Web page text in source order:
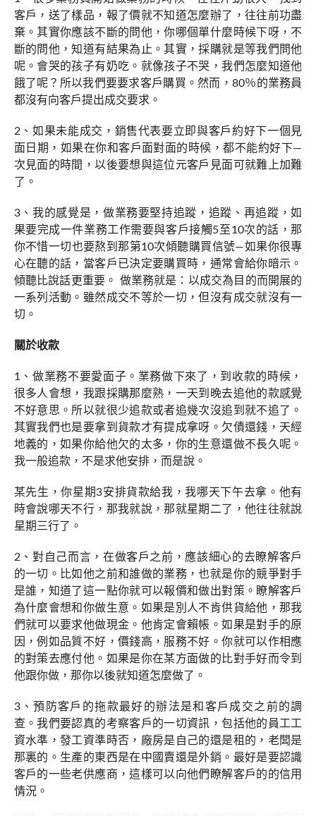
客戶，送了樣品，報了價就不知道怎麼辦了，往往前功盡
棄。其實你應該不斷的問他，你哪個單什麼時候下呀，不
斷的問他，知道有結果為止。其實，採購就是等我們問他
呢。會哭的孩子有奶吃。就像孩子不哭，我們怎麼知道他
餓了呢？所以我們要要求客戶購買。然而，80％的業務員
都沒有向客戶提出成交要求。
2、如果未能成交，銷售代表要立即與客戶約好下一個見
面日期，如果在你和客戶面對面的時候，都不能約好下—
次見面的時間，以後要想與這位元客戶見面可就難上加難
了。
3、我的感覺是，做業務要堅持追蹤，追蹤、再追蹤，如
果要完成一件業務工作需要與客戶接觸5至10次的話，那
你不惜一切也要熬到那第10次傾聽購買信號—如果你很專
心在聽的話，當客戶已決定要購買時，通常會給你暗示。
傾聽比說話更重要。 做業務就是：以成交為目的而開展的
一系列活動。雖然成交不等於一切，但沒有成交就沒有一
切。
關於收款
1、做業務不要愛面子。業務做下來了，到收款的時候，
很多人會想，我跟採購那麼熟，一天到晚去追他的款感覺
不好意思。所以就很少追款或者追幾次沒追到就不追了。
其實我們也是要拿到貨款才有提成拿呀。欠債還錢，天經
地義的，如果你給他欠的太多，你的生意還做不長久呢。
我一般追款，不是求他安排，而是說。
某先生，你星期3安排貨款給我，我哪天下午去拿。他有
時會說哪天不行，那我就說，那就星期二了，他往往就說
星期三行了。
2、對自己而言，在做客戶之前，應該細心的去瞭解客戶
的一切。比如他之前和誰做的業務，也就是你的競爭對手
是誰，知道了這一點你就可以報價和做出對策。瞭解客戶
為什麼會想和你做生意。如果是別人不肯供貨給他，那我
們就可以要求他做現金。他肯定會賴帳。如果是對手的原
因，例如品質不好，價錢高，服務不好。你就可以作相應
的對策去應付他。如果是你在某方面做的比對手好而令到
他跟你做，那你以後就知道怎麼做了。
3、預防客戶的拖款最好的辦法是和客戶成交之前的調
查。我們要認真的考察客戶的一切資訊，包括他的員工工
資水準，發工資準時否，廠房是自己的還是租的，老闆是
那裏的。生產的東西是在中國賣還是外銷。最好是要認識
客戶的一些老供應商，這樣可以向他們瞭解客戶的的信用
情況。